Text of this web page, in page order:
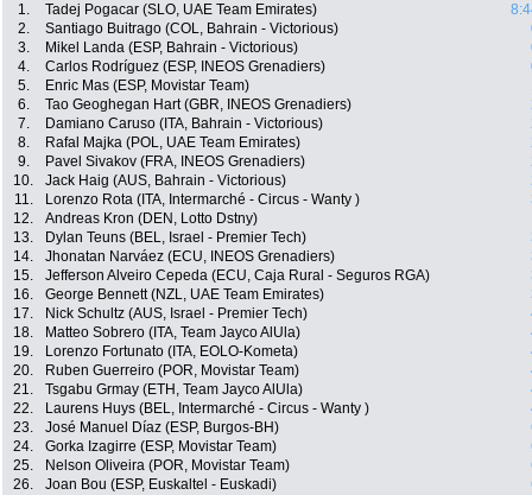
1. Tadej Pogacar (SLO, UAE Team Emirates)
2.
Santiago Buitrago (COL, Bahrain - Victorious)
3.
Mikel Landa (ESP, Bahrain - Victorious)
4.
Carlos Rodríguez (ESP, INEOS Grenadiers)
5.
Enric Mas (ESP, Movistar Team)
6.
Tao Geoghegan Hart (GBR, INEOS Grenadiers)
7.
Damiano Caruso (ITA, Bahrain - Victorious)
8.
Rafal Majka (POL, UAE Team Emirates)
9.
Pavel Sivakov (FRA, INEOS Grenadiers)
10.
Jack Haig (AUS, Bahrain - Victorious)
11.
Lorenzo Rota (ITA, Intermarché - Circus - Wanty )
12.
Andreas Kron (DEN, Lotto Dstny)
13.
Dylan Teuns (BEL, Israel - Premier Tech)
14.
Jhonatan Narváez (ECU, INEOS Grenadiers)
15.
Jefferson Alveiro Cepeda (ECU, Caja Rural - Seguros RGA)
16.
George Bennett (NZL, UAE Team Emirates)
17.
Nick Schultz (AUS, Israel - Premier Tech)
18.
Matteo Sobrero (ITA, Team Jayco AlUla)
19.
Lorenzo Fortunato (ITA, EOLO-Kometa)
20.
Ruben Guerreiro (POR, Movistar Team)
21.
Tsgabu Grmay (ETH, Team Jayco AlUla)
22.
Laurens Huys (BEL, Intermarché - Circus - Wanty )
23.
José Manuel Díaz (ESP, Burgos-BH)
24.
Gorka Izagirre (ESP, Movistar Team)
25.
Nelson Oliveira (POR, Movistar Team)
26.
Joan Bou (ESP, Euskaltel - Euskadi)